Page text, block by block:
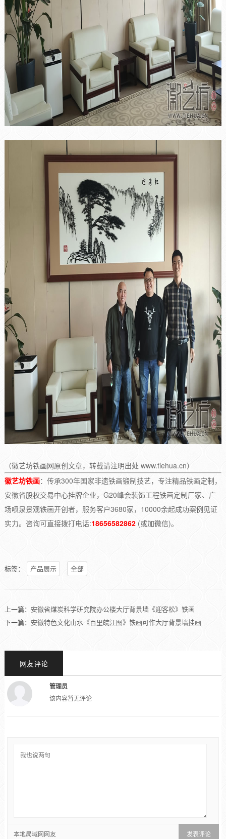
（徽艺坊铁画网原创文章，转载请注明出处 www.tiehua.cn）
徽艺坊铁画：传承300年国家非遗铁画锻制技艺，专注精品铁画定制，
安徽省股权交易中心挂牌企业，G20峰会装饰工程铁画定制厂家、广
场喷泉景观铁画开创者，服务客户3680家，10000余起成功案例见证
实力。咨询可直接拨打电话:18656582862(或加微信)。
标签： 产品展示 全部
上一篇： 安徽省煤炭科学研究院办公楼大厅背景墙《迎客松》铁画
下一篇： 安徽特色文化山水《百里皖江图》铁画可作大厅背景墙挂画
网友评论
管理员
该内容暂无评论
本地局域网网友